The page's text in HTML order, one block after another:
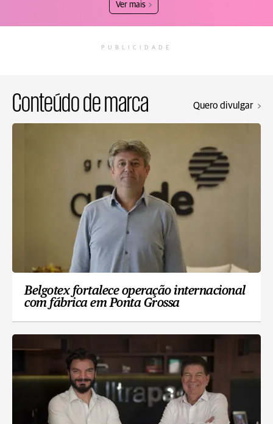
Ver mais
PUBLICIDADE
Conteúdo de marca Quero divulgar
Belgotex fortalece operação internacional
com fábrica em Ponta Grossa